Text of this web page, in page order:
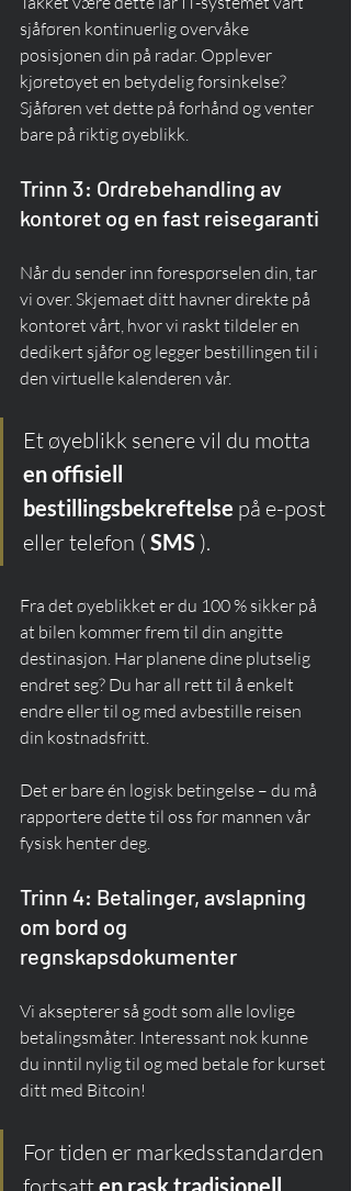
sjåføren kontinuerlig overvåke
posisjonen din på radar. Opplever
kjøretøyet en betydelig forsinkelse?
Sjåføren vet dette på forhånd og venter
bare på riktig øyeblikk.
Trinn 3: Ordrebehandling av
kontoret og en fast reisegaranti
Når du sender inn forespørselen din, tar
vi over. Skjemaet ditt havner direkte på
kontoret vårt, hvor vi raskt tildeler en
dedikert sjåfør og legger bestillingen til i
den virtuelle kalenderen vår.
Et øyeblikk senere vil du motta
en offisiell
bestillingsbekreftelse på e-post
eller telefon ( SMS ).
Fra det øyeblikket er du 100 % sikker på
at bilen kommer frem til din angitte
destinasjon. Har planene dine plutselig
endret seg? Du har all rett til å enkelt
endre eller til og med avbestille reisen
din kostnadsfritt.
Det er bare én logisk betingelse – du må
rapportere dette til oss før mannen vår
fysisk henter deg.
Trinn 4: Betalinger, avslapning
om bord og
regnskapsdokumenter
Vi aksepterer så godt som alle lovlige
betalingsmåter. Interessant nok kunne
du inntil nylig til og med betale for kurset
ditt med Bitcoin!
For tiden er markedsstandarden
en rask tradisjonell